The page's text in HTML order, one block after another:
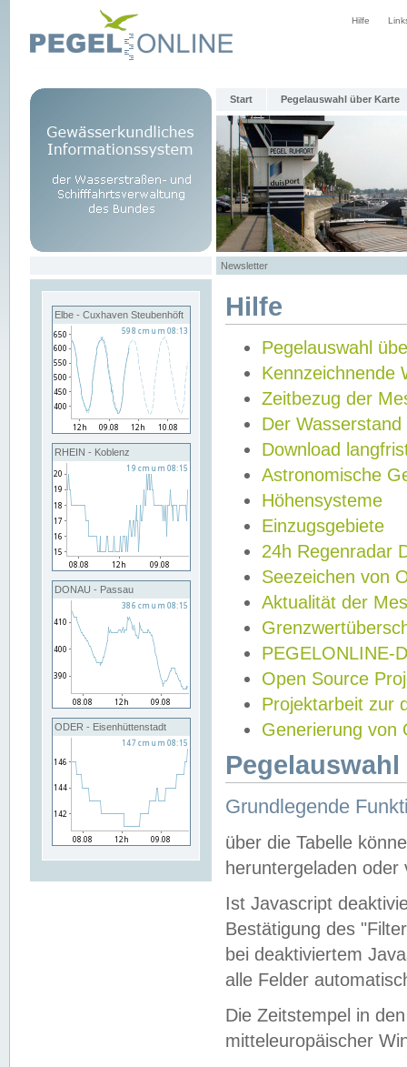
Hilfe
Start Pegelauswahl über Karte
Newsletter
Elbe - Cuxhaven Steubenhöft
RHEIN - Koblenz
DONAU - Passau
ODER - Eisenhüttenstadt
Hilfe
Pegelauswahl
Kennzeichnende
Zeitbezug der
Der Wasserstand
Download
Astronomische
Höhensysteme
Einzugsgebiete
24h Regenradar
Seezeichen von
Aktualität der
PEGELONLINE-
Open Source
Projektarbeit zur
Generierung von
Grundlegende
über die Tabelle
heruntergeladen oder
Ist Javascript
Bestätigung des
bei deaktiviertem
alle Felder
Die Zeitstempel in
mitteleuropäischer